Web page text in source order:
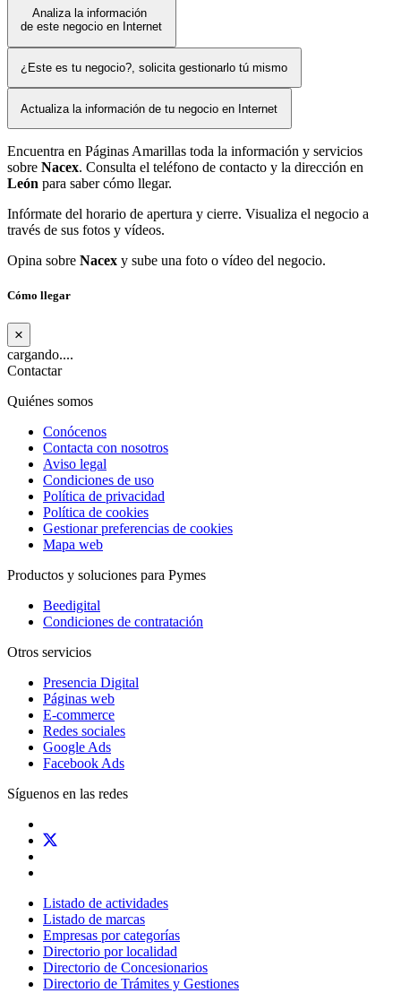
Analiza la información
de este negocio en Internet
¿Este es tu negocio?, solicita gestionarlo tú mismo
Actualiza la información de tu negocio en Internet
Encuentra en Páginas Amarillas toda la información y servicios
sobre Nacex. Consulta el teléfono de contacto y la dirección en
León para saber cómo llegar.
Infórmate del horario de apertura y cierre. Visualiza el negocio a
través de sus fotos y vídeos.
Opina sobre Nacex y sube una foto o vídeo del negocio.
Cómo llegar
×
cargando....
Contactar
Quiénes somos
Conócenos
Contacta con nosotros
Aviso legal
Condiciones de uso
Política de privacidad
Política de cookies
Gestionar preferencias de cookies
Mapa web
Productos y soluciones para Pymes
Beedigital
Condiciones de contratación
Otros servicios
Presencia Digital
Páginas web
E-commerce
Redes sociales
Google Ads
Facebook Ads
Síguenos en las redes
Listado de actividades
Listado de marcas
Empresas por categorías
Directorio por localidad
Directorio de Concesionarios
Directorio de Trámites y Gestiones